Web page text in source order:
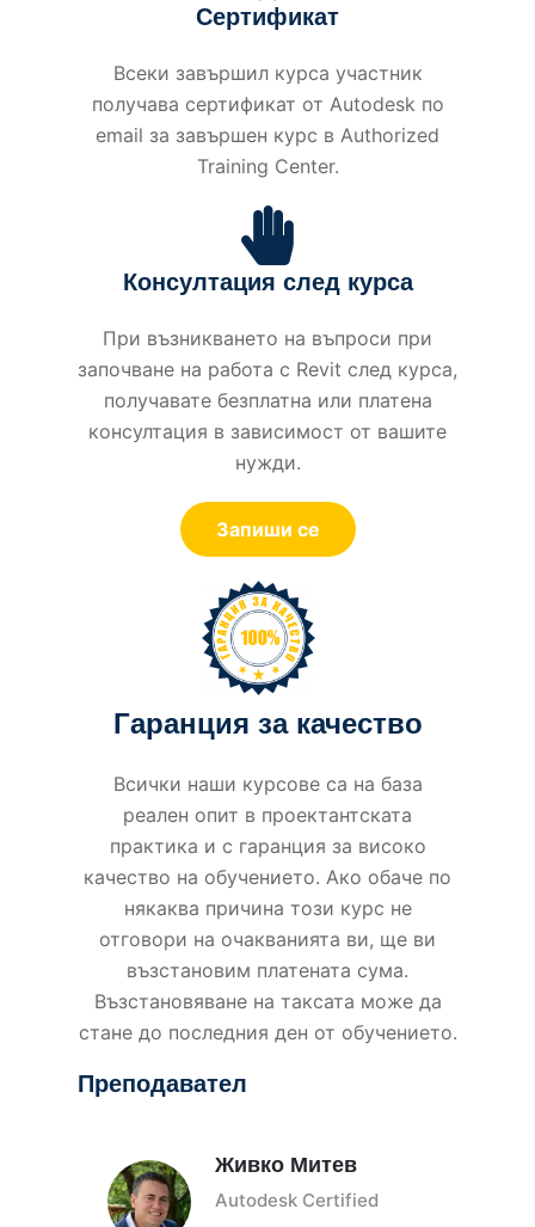
Сертификат
Всеки завършил курса участник
получава сертификат от Autodesk по
email за завършен курс в Authorized
Training Center.
Консултация след курса
При възникването на въпроси при
започване на работа с Revit след курса,
получавате безплатна или платена
консултация в зависимост от вашите
нужди.
Запиши се
Гаранция за качество
Всички наши курсове са на база
реален опит в проектантската
практика и с гаранция за високо
качество на обучението. Ако обаче по
някаква причина този курс не
отговори на очакванията ви, ще ви
възстановим платената сума.
Възстановяване на таксата може да
стане до последния ден от обучението.
Преподавател
Живко Митев
Autodesk Certified